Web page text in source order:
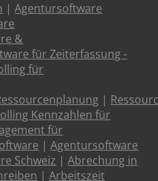
|Agentursoftware
&
für Zeiterfassung -
für
|
Kennzahlen für
für
|Agentursoftware
Schweiz |Abrechung in
|Arbeitszeit